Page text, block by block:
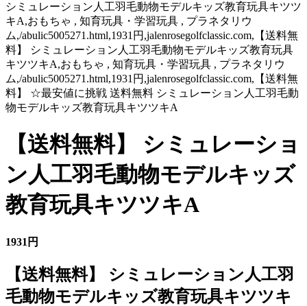
シミュレーション人工羽毛動物モデルキッズ教育玩具キツツ
キA,おもちゃ , 知育玩具・学習玩具 , プラネタリウ
ム,/abulic5005271.html,1931円,jalenrosegolfclassic.com,【送料無
料】 シミュレーション人工羽毛動物モデルキッズ教育玩具
キツツキA,おもちゃ , 知育玩具・学習玩具 , プラネタリウ
ム,/abulic5005271.html,1931円,jalenrosegolfclassic.com,【送料無
料】 ☆最安値に挑戦 送料無料 シミュレーション人工羽毛動
物モデルキッズ教育玩具キツツキA
【送料無料】 シミュレーショ
ン人工羽毛動物モデルキッズ
教育玩具キツツキA
1931円
【送料無料】 シミュレーション人工羽
毛動物モデルキッズ教育玩具キツツキ